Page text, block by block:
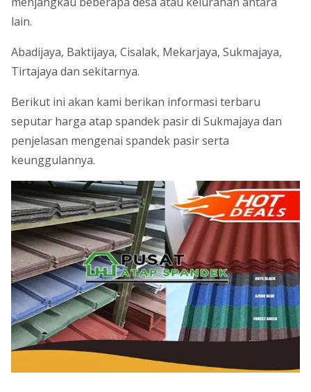
lain.
Abadijaya, Baktijaya, Cisalak, Mekarjaya, Sukmajaya,
Tirtajaya dan sekitarnya.
Berikut ini akan kami berikan informasi terbaru
seputar harga atap spandek pasir di Sukmajaya dan
penjelasan mengenai spandek pasir serta
keunggulannya.